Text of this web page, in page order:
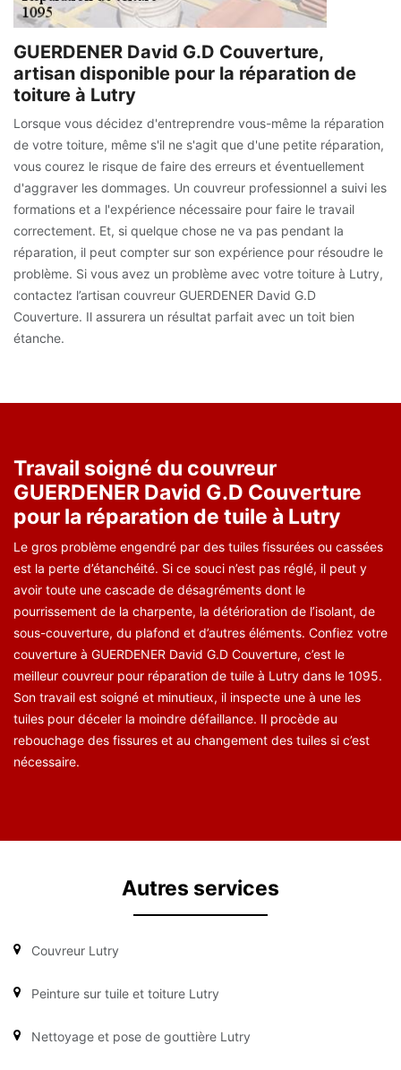
GUERDENER David G.D Couverture,
artisan disponible pour la réparation de
toiture à Lutry
Lorsque vous décidez d'entreprendre vous-même la réparation
de votre toiture, même s'il ne s'agit que d'une petite réparation,
vous courez le risque de faire des erreurs et éventuellement
d'aggraver les dommages. Un couvreur professionnel a suivi les
formations et a l'expérience nécessaire pour faire le travail
correctement. Et, si quelque chose ne va pas pendant la
réparation, il peut compter sur son expérience pour résoudre le
problème. Si vous avez un problème avec votre toiture à Lutry,
contactez l’artisan couvreur GUERDENER David G.D
Couverture. Il assurera un résultat parfait avec un toit bien
étanche.
Travail soigné du couvreur
GUERDENER David G.D Couverture
pour la réparation de tuile à Lutry
Le gros problème engendré par des tuiles fissurées ou cassées
est la perte d’étanchéité. Si ce souci n’est pas réglé, il peut y
avoir toute une cascade de désagréments dont le
pourrissement de la charpente, la détérioration de l’isolant, de
sous-couverture, du plafond et d’autres éléments. Confiez votre
couverture à GUERDENER David G.D Couverture, c’est le
meilleur couvreur pour réparation de tuile à Lutry dans le 1095.
Son travail est soigné et minutieux, il inspecte une à une les
tuiles pour déceler la moindre défaillance. Il procède au
rebouchage des fissures et au changement des tuiles si c’est
nécessaire.
Autres services
Couvreur Lutry
Peinture sur tuile et toiture Lutry
Nettoyage et pose de gouttière Lutry